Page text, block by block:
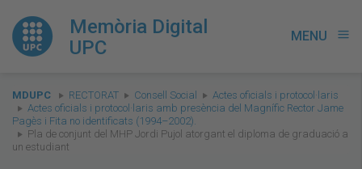
Memòria Digital
UPC
MENU menu
You
are
here:
MDUPC RECTORAT Consell Social
Actes oficials i protocol·laris
Actes oficials i protocol·laris amb presència del Magnífic Rector Jame
Pagès i Fita no identificats (1994–2002).
Pla de conjunt del MHP Jordi Pujol atorgant el diploma de graduació a
un estudiant